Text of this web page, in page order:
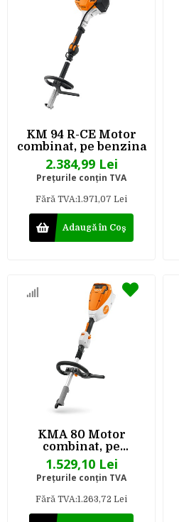
KM 94 R-CE Motor
combinat, pe benzina
2.384,99 Lei
Preţurile conţin TVA
Fără TVA:1.971,07 Lei
Adaugă în Coş
KMA 80 Motor
combinat, pe
acumulator - Sistem
AK
1.529,10 Lei
Preţurile conţin TVA
Fără TVA:1.263,72 Lei